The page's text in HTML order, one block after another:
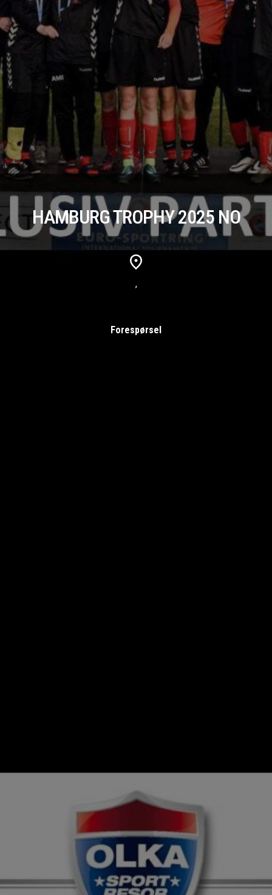
HAMBURG TROPHY 2025 NO
,
Forespørsel